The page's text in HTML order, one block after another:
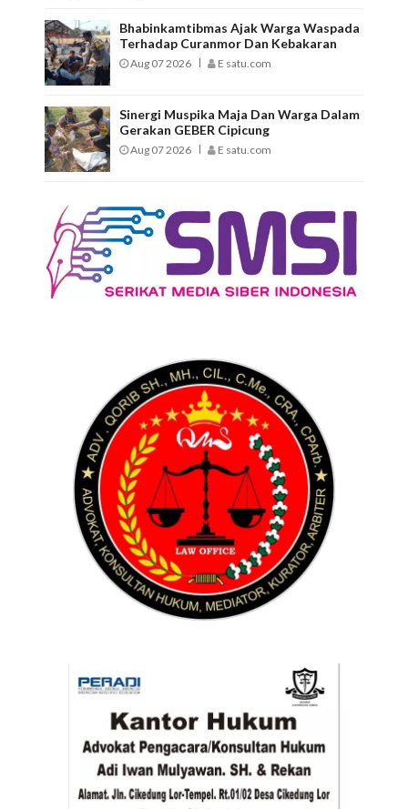
Bhabinkamtibmas Ajak Warga Waspada
Terhadap Curanmor Dan Kebakaran
Aug 07 2026 E satu.com
Sinergi Muspika Maja Dan Warga Dalam
Gerakan GEBER Cipicung
Aug 07 2026 E satu.com